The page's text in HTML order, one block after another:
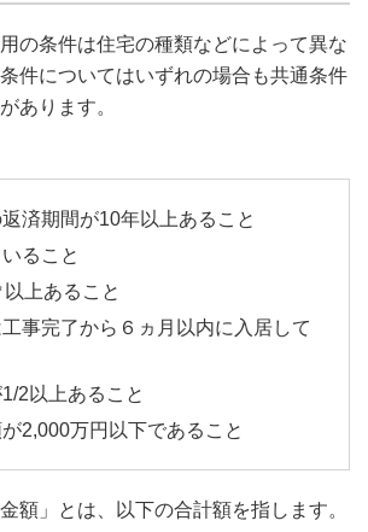
の条件は住宅の種類などによって異な
件についてはいずれの場合も共通条件
あります。
済期間が10年以上あること
ること
上あること
事完了から６ヵ月以内に入居して
2以上あること
2,000万円以下であること
額」とは、以下の合計額を指します。